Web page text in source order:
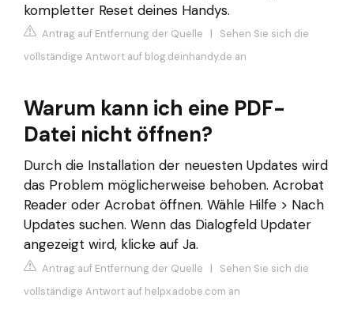
kompletter Reset deines Handys.
Antrag auf Entfernung der Quelle | Sehen Sie sich die
vollständige Antwort auf blog.deinhandy.de an
Warum kann ich eine PDF-
Datei nicht öffnen?
Durch die Installation der neuesten Updates wird
das Problem möglicherweise behoben. Acrobat
Reader oder Acrobat öffnen. Wähle Hilfe > Nach
Updates suchen. Wenn das Dialogfeld Updater
angezeigt wird, klicke auf Ja.
Antrag auf Entfernung der Quelle | Sehen Sie sich die
vollständige Antwort auf helpx.adobe.com an